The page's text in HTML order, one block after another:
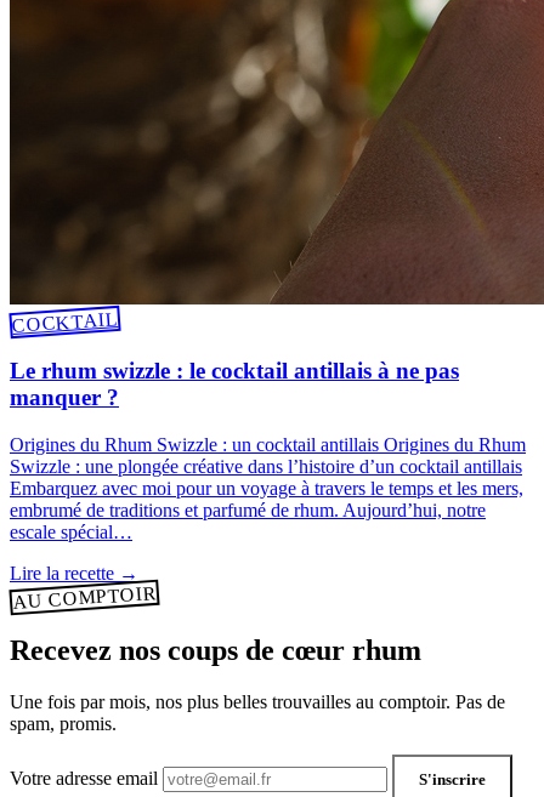
COCKTAIL
Le rhum swizzle : le cocktail antillais à ne pas
manquer ?
Origines du Rhum Swizzle : un cocktail antillais Origines du Rhum
Swizzle : une plongée créative dans l’histoire d’un cocktail antillais
Embarquez avec moi pour un voyage à travers le temps et les mers,
embrumé de traditions et parfumé de rhum. Aujourd’hui, notre
escale spécial…
Lire la recette →
AU COMPTOIR
Recevez nos coups de cœur rhum
Une fois par mois, nos plus belles trouvailles au comptoir. Pas de
spam, promis.
Votre adresse email S'inscrire